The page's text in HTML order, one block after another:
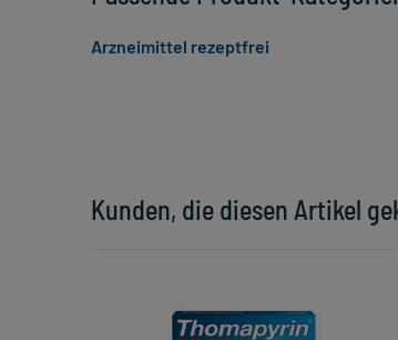
Kunden, die diesen Artikel
Arzneimittel rezeptfrei